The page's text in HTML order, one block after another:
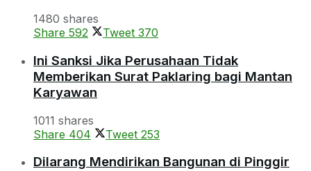
1480 shares
Share 592 Tweet 370
Ini Sanksi Jika Perusahaan Tidak
Memberikan Surat Paklaring bagi Mantan
Karyawan
1011 shares
Share 404 Tweet 253
Dilarang Mendirikan Bangunan di Pinggir